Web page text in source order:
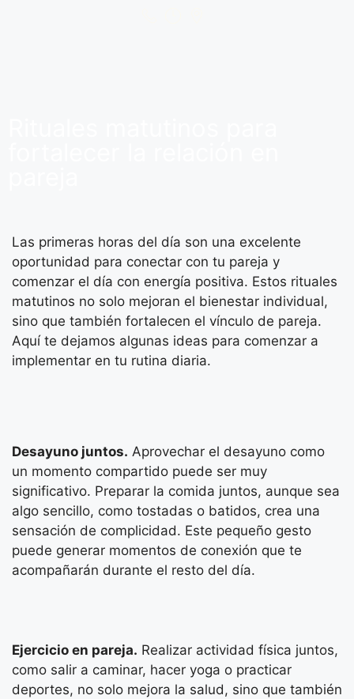
Las primeras horas del día son una excelente
oportunidad para conectar con tu pareja y
comenzar el día con energía positiva. Estos rituales
matutinos no solo mejoran el bienestar individual,
sino que también fortalecen el vínculo de pareja.
Aquí te dejamos algunas ideas para comenzar a
implementar en tu rutina diaria.
Desayuno juntos. Aprovechar el desayuno como
un momento compartido puede ser muy
significativo. Preparar la comida juntos, aunque sea
algo sencillo, como tostadas o batidos, crea una
sensación de complicidad. Este pequeño gesto
puede generar momentos de conexión que te
acompañarán durante el resto del día.
Ejercicio en pareja. Realizar actividad física juntos,
como salir a caminar, hacer yoga o practicar
deportes, no solo mejora la salud, sino que también